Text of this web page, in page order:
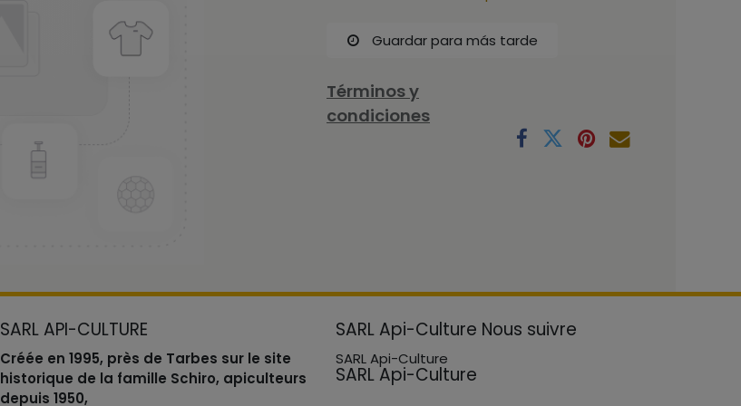
Guardar para más tarde
Términos y
condiciones
SARL API-CULTURE
Créée en 1995, près de Tarbes sur le site
historique de la famille Schiro, apiculteurs
depuis 1950,
SARL Api-Culture Nous suivre
SARL Api-Culture
SARL Api-Culture